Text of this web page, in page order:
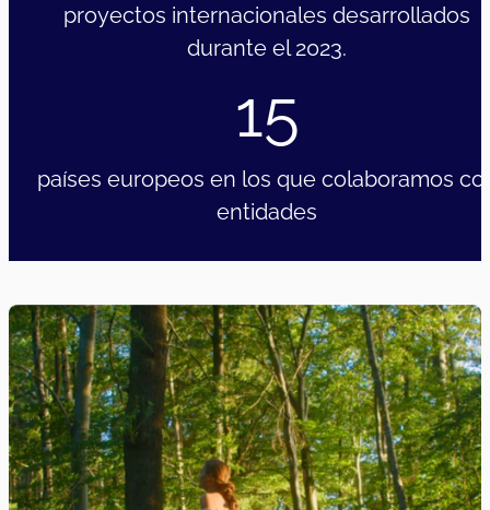
proyectos internacionales desarrollados
durante el 2023.
15
países europeos en los que colaboramos
entidades